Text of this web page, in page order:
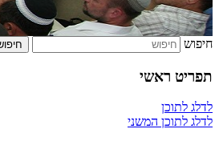
חיפוש
תפריט ראשי
לדלג לתוכן
לדלג לתוכן המשני